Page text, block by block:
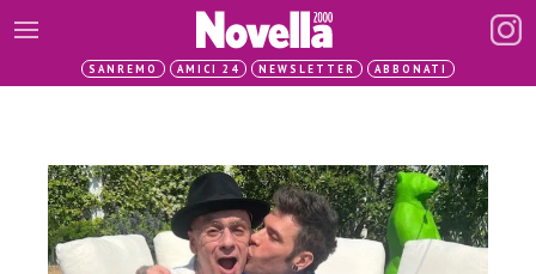
SANREMO AMICI 24 NEWSLETTER ABBONATI